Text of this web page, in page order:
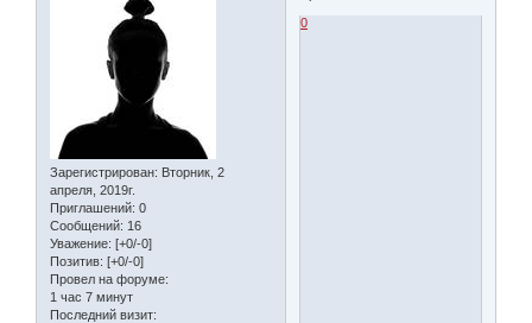
Зарегистрирован: Вторник, 2
апреля, 2019г.
Приглашений: 0
Сообщений: 16
Уважение: [+0/-0]
Позитив: [+0/-0]
Провел на форуме:
1 час 7 минут
Последний визит:
0